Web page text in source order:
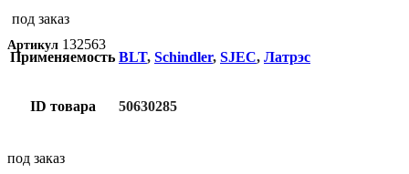
под заказ
Артикул 132563
Применяемость BLT, Schindler, SJEC, Латрэс
ID товара 50630285
под заказ